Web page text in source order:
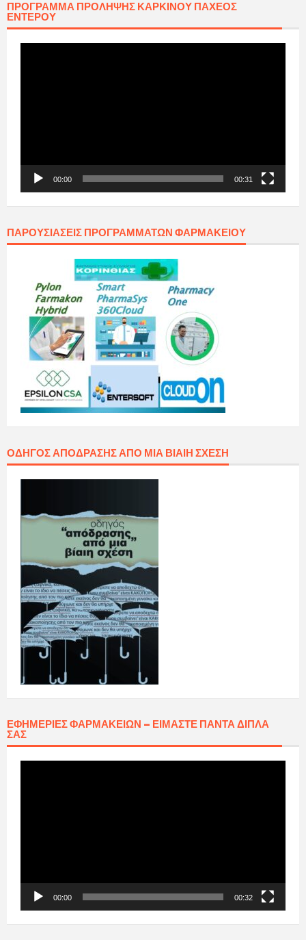
ΠΡΟΓΡΑΜΜΑ ΠΡΟΛΗΨΗΣ ΚΑΡΚΙΝΟΥ ΠΑΧΕΟΣ
ΕΝΤΕΡΟΥ
00:00 00:31
ΠΑΡΟΥΣΙΆΣΕΙΣ ΠΡΟΓΡΑΜΜΆΤΩΝ ΦΑΡΜΑΚΕΊΟΥ
ΟΔΗΓΌΣ ΑΠΌΔΡΑΣΗΣ ΑΠΌ ΜΙΑ ΒΊΑΙΗ ΣΧΈΣΗ
ΕΦΗΜΕΡΊΕΣ ΦΑΡΜΑΚΕΊΩΝ – ΕΊΜΑΣΤΕ ΠΆΝΤΑ ΔΊΠΛΑ
ΣΑΣ
00:00 00:32